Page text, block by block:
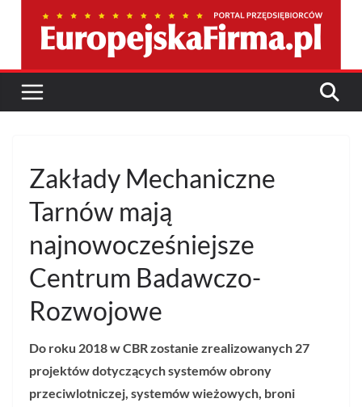
Zakłady Mechaniczne
Tarnów mają
najnowocześniejsze
Centrum Badawczo-
Rozwojowe
Do roku 2018 w CBR zostanie zrealizowanych 27
projektów dotyczących systemów obrony
przeciwlotniczej, systemów wieżowych, broni